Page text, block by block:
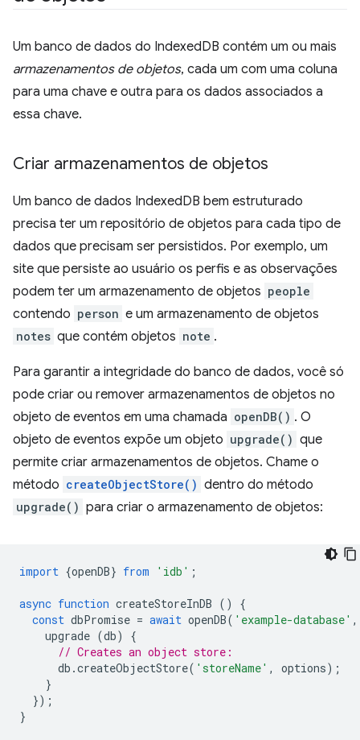
Um banco de dados do IndexedDB contém um ou mais
armazenamentos de objetos, cada um com uma coluna
para uma chave e outra para os dados associados a
essa chave.
Criar armazenamentos de objetos
Um banco de dados IndexedDB bem estruturado
precisa ter um repositório de objetos para cada tipo de
dados que precisam ser persistidos. Por exemplo, um
site que persiste ao usuário os perfis e as observações
podem ter um armazenamento de objetos people
contendo person e um armazenamento de objetos
notes que contém objetos note .
Para garantir a integridade do banco de dados, você só
pode criar ou remover armazenamentos de objetos no
objeto de eventos em uma chamada openDB() . O
objeto de eventos expõe um objeto upgrade() que
permite criar armazenamentos de objetos. Chame o
método createObjectStore() dentro do método
upgrade() para criar o armazenamento de objetos:
import {openDB} from 'idb' ;
async function createStoreInDB ()
{
const dbPromise = await openDB( 'example-database' ,
upgrade (db)
{
// Creates an object store:
db .createObjectStore( 'storeName' , options);
}
});
}